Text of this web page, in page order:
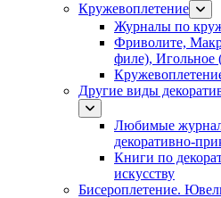
Кружевоплетение
Журналы по
Фриволите,
филе),
Другие виды
Любимые
декоративно-
Книги по
искусству
Бисероплетение.